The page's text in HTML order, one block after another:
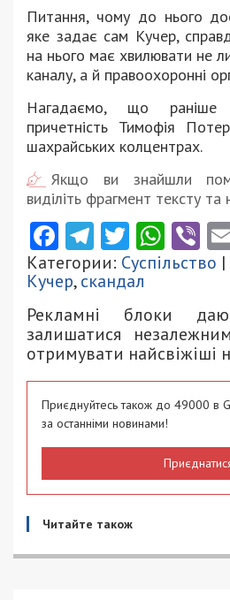
Питання, чому до нього
яке задає сам Кучер,
на нього має хвилювати не
каналу, а й правоохоронні
Нагадаємо, що
причетність Тимофія
шахрайських колцентрах.
Якщо ви знайшли
виділіть фрагмент тексту та
Facebook
Telegram
Twitter
Категории: Суспільство
Кучер,скандал
Рекламні блоки
залишатися
отримувати найсвіжіші
Приєднуйтесь також до 49000 в
за останніми новинами!
Читайте також